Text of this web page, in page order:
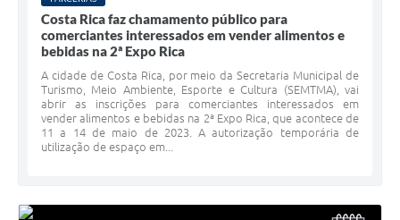
Costa Rica faz chamamento público para
comerciantes interessados em vender alimentos e
bebidas na 2ª Expo Rica
A cidade de Costa Rica, por meio da Secretaria Municipal de
Turismo, Meio Ambiente, Esporte e Cultura (SEMTMA), vai
abrir as inscrições para comerciantes interessados em
vender alimentos e bebidas na 2ª Expo Rica, que acontece de
11 a 14 de maio de 2023. A autorização temporária de
utilização de espaço em...